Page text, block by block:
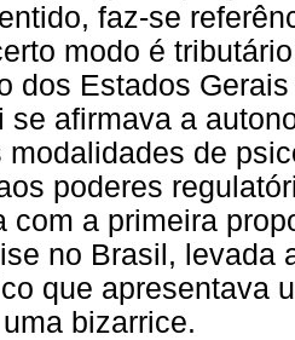
faz-se
modo é
dos Estados
se afirmava a
modalidades de
poderes
com a primeira
no Brasil, levada
que apresentava
bizarrice.